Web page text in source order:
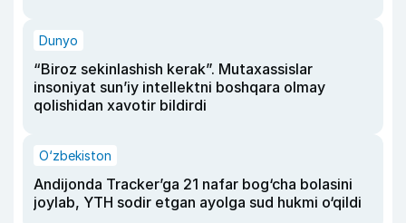
Dunyo
“Biroz sekinlashish kerak”. Mutaxassislar
insoniyat sun’iy intellektni boshqara olmay
qolishidan xavotir bildirdi
O‘zbekiston
Andijonda Tracker’ga 21 nafar bog‘cha bolasini
joylab, YTH sodir etgan ayolga sud hukmi o‘qildi